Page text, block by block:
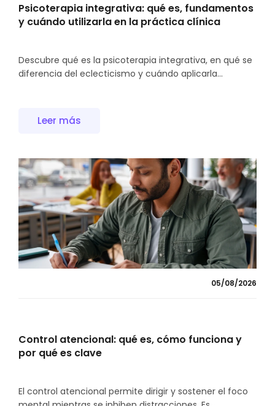
Psicoterapia integrativa: qué es, fundamentos
y cuándo utilizarla en la práctica clínica
Descubre qué es la psicoterapia integrativa, en qué se
diferencia del eclecticismo y cuándo aplicarla...
Leer más
05/08/2026
Control atencional: qué es, cómo funciona y
por qué es clave
El control atencional permite dirigir y sostener el foco